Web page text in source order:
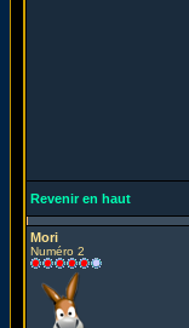
Revenir en haut
Mori
Numéro 2